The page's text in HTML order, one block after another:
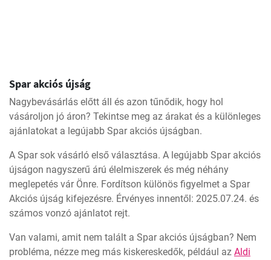
Spar akciós újság
Nagybevásárlás előtt áll és azon tűnődik, hogy hol
vásároljon jó áron? Tekintse meg az árakat és a különleges
ajánlatokat a legújabb Spar akciós újságban.
A Spar sok vásárló első választása. A legújabb Spar akciós
újságon nagyszerű árú élelmiszerek és még néhány
meglepetés vár Önre. Fordítson különös figyelmet a Spar
Akciós újság kifejezésre. Érvényes innentől: 2025.07.24. és
számos vonzó ajánlatot rejt.
Van valami, amit nem talált a Spar akciós újságban? Nem
probléma, nézze meg más kiskereskedők, például az Aldi